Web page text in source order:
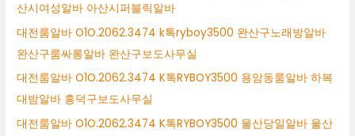
산시여성알바 아산시퍼블릭알바
대전룸알바 O1O.2062.3474 k톡ryboy3500 완산구노래방알바
완산구룸싸롱알바 완산구보도사무실
대전룸알바 O1O.2062.3474 K톡RYBOY3500 용암동룸알바 하복
대밤알바 흥덕구보도사무실
대전룸알바 O1O.2062.3474 K톡RYBOY3500 울산당일알바 울산